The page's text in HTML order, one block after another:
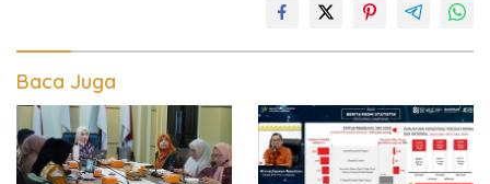
Baca Juga